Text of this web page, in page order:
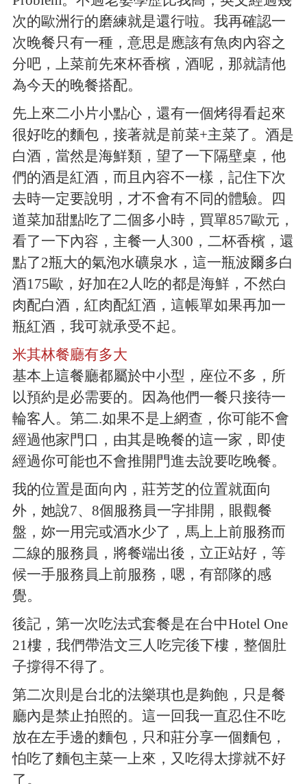
次的歐洲行的磨練就是還行啦。我再確認一
次晚餐只有一種，意思是應該有魚肉內容之
分吧，上菜前先來杯香檳，酒呢，那就請他
為今天的晚餐搭配。
先上來二小片小點心，還有一個烤得看起來
很好吃的麵包，接著就是前菜+主菜了。酒是
白酒，當然是海鮮類，望了一下隔壁桌，他
們的酒是紅酒，而且內容不一樣，記住下次
去時一定要說明，才不會有不同的體驗。四
道菜加甜點吃了二個多小時，買單857歐元，
看了一下內容，主餐一人300，二杯香檳，還
點了2瓶大的氣泡水礦泉水，這一瓶波爾多白
酒175歐，好加在2人吃的都是海鮮，不然白
肉配白酒，紅肉配紅酒，這帳單如果再加一
瓶紅酒，我可就承受不起。
米其林餐廳有多大
基本上這餐廳都屬於中小型，座位不多，所
以預約是必需要的。因為他們一餐只接待一
輪客人。第二.如果不是上網查，你可能不會
經過他家門口，由其是晚餐的這一家，即使
經過你可能也不會推開門進去說要吃晚餐。
我的位置是面向內，莊芳芝的位置就面向
外，她說7、8個服務員一字排開，眼觀餐
盤，妳一用完或酒水少了，馬上上前服務而
二線的服務員，將餐端出後，立正站好，等
候一手服務員上前服務，嗯，有部隊的感
覺。
後記，第一次吃法式套餐是在台中Hotel One
21樓，我們帶浩文三人吃完後下樓，整個肚
子撐得不得了。
第二次則是台北的法樂琪也是夠飽，只是餐
廳內是禁止拍照的。這一回我一直忍住不吃
放在左手邊的麵包，只和莊分享一個麵包，
怕吃了麵包主菜一上來，又吃得太撐就不好
了。